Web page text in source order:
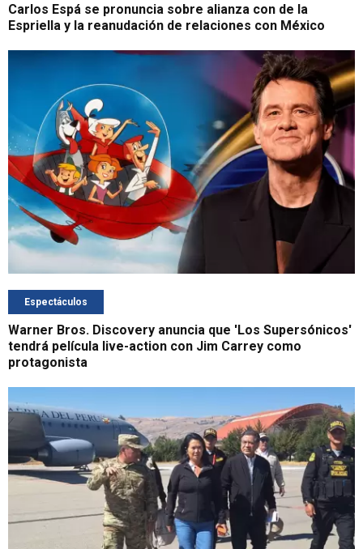
Carlos Espá se pronuncia sobre alianza con de la
Espriella y la reanudación de relaciones con México
Espectáculos
Warner Bros. Discovery anuncia que 'Los Supersónicos'
tendrá película live-action con Jim Carrey como
protagonista